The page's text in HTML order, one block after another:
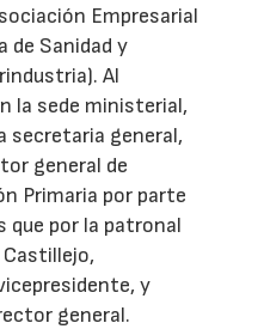
Empresarial
de Sanidad y
Al
la sede ministerial,
secretaria general,
general de
Primaria por parte
que por la patronal
Castillejo,
y
general.